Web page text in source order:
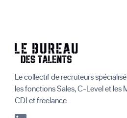
Le collectif de recruteurs
les fonctions Sales, C-Level et les
CDI et freelance.